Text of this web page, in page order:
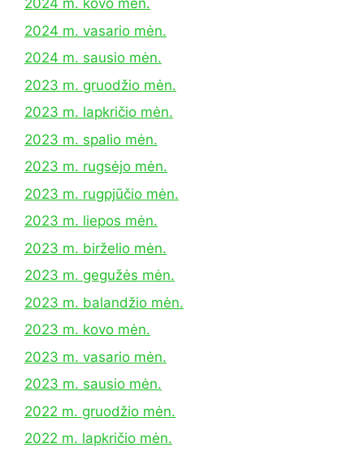
2024 m. kovo mėn.
2024 m. vasario mėn.
2024 m. sausio mėn.
2023 m. gruodžio mėn.
2023 m. lapkričio mėn.
2023 m. spalio mėn.
2023 m. rugsėjo mėn.
2023 m. rugpjūčio mėn.
2023 m. liepos mėn.
2023 m. birželio mėn.
2023 m. gegužės mėn.
2023 m. balandžio mėn.
2023 m. kovo mėn.
2023 m. vasario mėn.
2023 m. sausio mėn.
2022 m. gruodžio mėn.
2022 m. lapkričio mėn.